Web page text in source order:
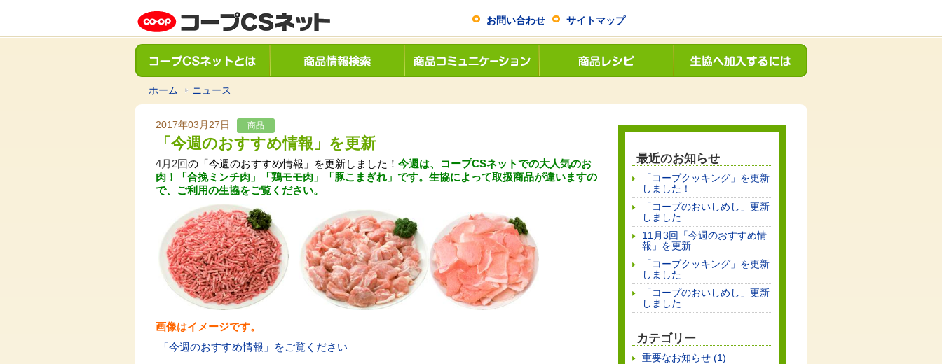
サイトマップ
お問い合わせ
ホーム ニュース
2017年03月27日 商品
「今週のおすすめ情報」を更新
4月2回の「今週のおすすめ情報」を更新しました！ 今週は、コープCSネットでの大人気のお
肉！「合挽ミンチ肉」「鶏モモ肉」「豚こまぎれ」です。生協によって取扱商品が違いますの
で、ご利用の生協をご覧ください。
画像はイメージです。
「今週のおすすめ情報」をご覧ください
最近のお知らせ
「コープクッキング」を更新
しました！
「コープのおいしめし」更新
しました
11月3回「今週のおすすめ情
報」を更新
「コープクッキング」を更新
しました
「コープのおいしめし」更新
しました
カテゴリー
重要なお知らせ (1)